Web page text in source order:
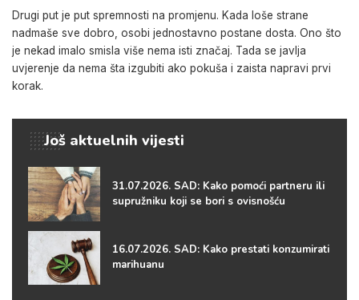
Drugi put je put spremnosti na promjenu. Kada loše strane
nadmaše sve dobro, osobi jednostavno postane dosta. Ono što
je nekad imalo smisla više nema isti značaj. Tada se javlja
uvjerenje da nema šta izgubiti ako pokuša i zaista napravi prvi
korak.
Još aktuelnih vijesti
31.07.2026. SAD: Kako pomoći partneru ili
supružniku koji se bori s ovisnošću
16.07.2026. SAD: Kako prestati konzumirati
marihuanu